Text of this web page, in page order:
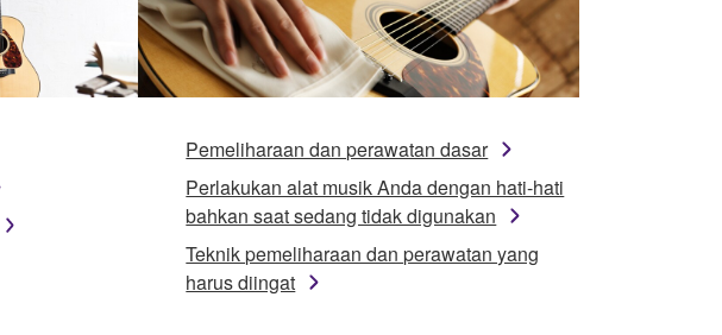
Pemeliharaan dan perawatan dasar
Perlakukan alat musik Anda dengan hati-hati
bahkan saat sedang tidak digunakan
Teknik pemeliharaan dan perawatan yang
harus diingat